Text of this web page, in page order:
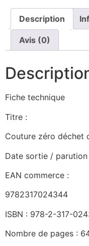
Description
Avis (0)
Fiche technique
Titre :
Couture zéro déchet
Date sortie /
EAN commerce :
9782317024344
ISBN : 978-2-317-
Nombre de pages :